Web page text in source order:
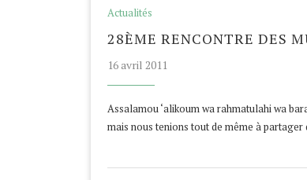
Actualités
28ÈME RENCONTRE DES
16 avril 2011
Assalamou ‘alikoum wa rahmatulahi wa
mais nous tenions tout de même à